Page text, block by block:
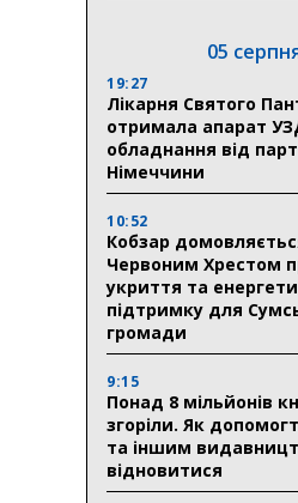
05
19:27
Лікарня Святого
отримала апарат
обладнання від
Німеччини
10:52
Кобзар
Червоним Хрестом
укриття та
підтримку для
громади
9:15
Понад 8 мільйонів
згоріли. Як
та іншим
відновитися